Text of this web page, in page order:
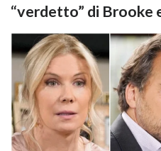
“verdetto” di Brooke